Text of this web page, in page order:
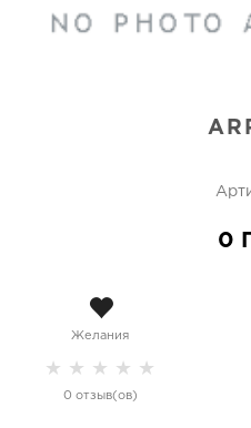
0
Желания
★ ★ ★ ★ ★
0 отзыв(ов)